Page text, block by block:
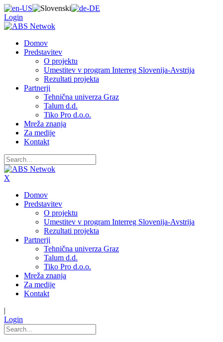
Login
Domov
Predstavitev
O projektu
Umestitev v program Interreg Slovenija-Avstrija
Rezultati projekta
Partnerji
Tehnična univerza Graz
Talum d.d.
Tiko Pro d.o.o.
Mreža znanja
Za medije
Kontakt
X
Domov
Predstavitev
O projektu
Umestitev v program Interreg Slovenija-Avstrija
Rezultati projekta
Partnerji
Tehnična univerza Graz
Talum d.d.
Tiko Pro d.o.o.
Mreža znanja
Za medije
Kontakt
|
Login